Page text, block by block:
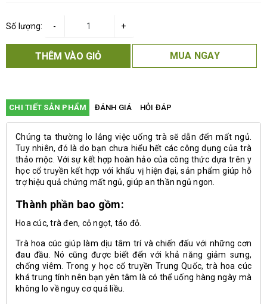
Số lượng: +
-
THÊM VÀO GIỎ MUA NGAY
CHI TIẾT SẢN PHẨM ĐÁNH GIÁ HỎI ĐÁP
Chúng ta thường lo lắng việc uống trà sẽ dẫn đến mất ngủ.
Tuy nhiên, đó là do bạn chưa hiểu hết các công dụng củatrà
thảo mộc . Với sự kết hợp hoàn hảo của công thức dựa trên y
học cổ truyền kết hợp với khẩu vị hiện đại, sản phẩm giúp hỗ
trợ hiệu quả chứng mất ngủ, giúp an thần ngủ ngon.
Thành phần bao gồm:
Hoa cúc, trà đen, cỏ ngọt, táo đỏ.
Trà hoa cúc giúp làm dịu tâm trí và chiến đấu với những cơn
đau đầu. Nó cũng được biết đến với khả năng giảm sưng,
chống viêm. Trong y học cổ truyền Trung Quốc, trà hoa cúc
khá trung tính nên bạn yên tâm là có thể uống hàng ngày mà
không lo về nguy cơ quá liều.